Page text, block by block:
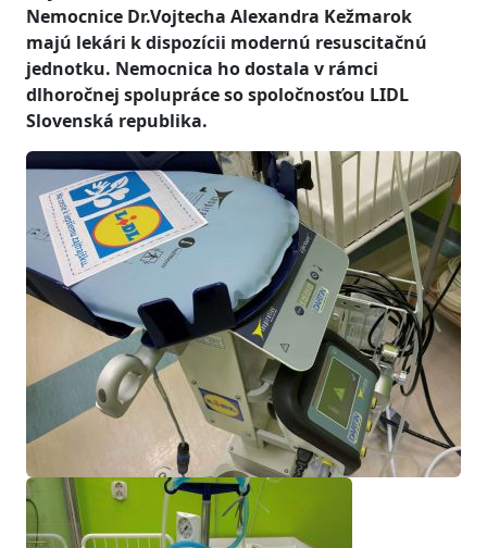
Nemocnice Dr.Vojtecha Alexandra Kežmarok
majú lekári k dispozícii modernú resuscitačnú
jednotku. Nemocnica ho dostala v rámci
dlhoročnej spolupráce so spoločnosťou LIDL
Slovenská republika.